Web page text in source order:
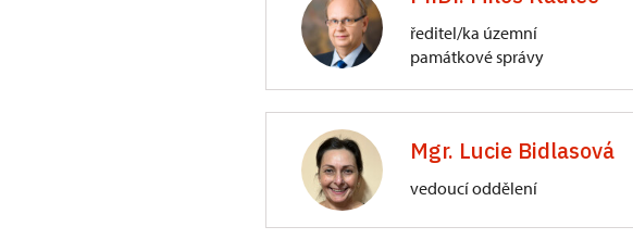
ředitel/ka územní
památkové správy
3/, Sychrov 3Mgr. Lucie Bidlasová
vedoucí oddělení